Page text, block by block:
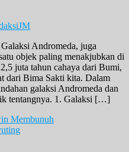
Andromeda, juga
objek paling menakjubkan di
juta tahun cahaya dari Bumi,
dari Bima Sakti kita. Dalam
galaksi Andromeda dan
tentangnya. 1. Galaksi […]